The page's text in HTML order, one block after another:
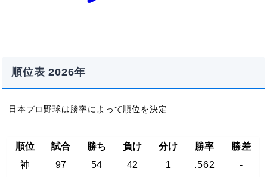
順位表 2026年
日本プロ野球は勝率によって順位を決定
順位 試合 勝ち 負け 分け 勝率
勝差
神
97 54 42 1 .562
-